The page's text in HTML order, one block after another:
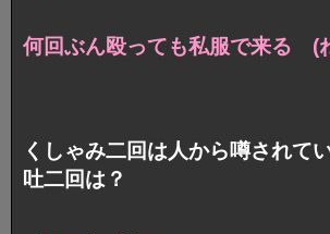
何回ぶん殴っても私服で来る (
くしゃみ二回は人から噂されて
吐二回は？